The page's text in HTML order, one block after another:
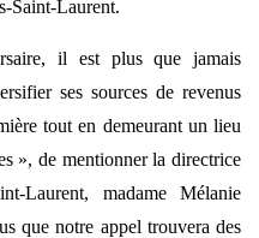
Saint-Laurent.
il est plus que jamais
ses sources de revenus
tout en demeurant un lieu
», de mentionner la directrice
Laurent, madame Mélanie
que notre appel trouvera des